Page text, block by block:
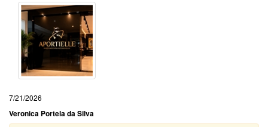
7/21/2026
Veronica Portela da Silva